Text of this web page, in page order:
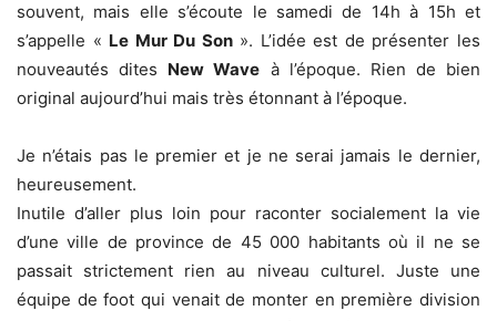
souvent, mais elle s’écoute le samedi de 14h à 15h et
s’appelle « Le Mur Du Son». L’idée est de présenter les
nouveautés dites New Wave à l’époque. Rien de bien
original aujourd’hui mais très étonnant à l’époque.
Je n’étais pas le premier et je ne serai jamais le dernier,
heureusement.
Inutile d’aller plus loin pour raconter socialement la vie
d’une ville de province de 45 000 habitants où il ne se
passait strictement rien au niveau culturel. Juste une
équipe de foot qui venait de monter en première division